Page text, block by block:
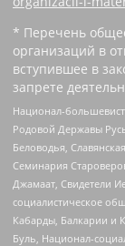
* Перечень
организаций в
вступившее в
запрете
Национал-
Родовой Державы
Беловодья,
Семинария
Джамаат, Свидетели
социалистическое
Кабарды, Балкарии и
Буль, Национал-